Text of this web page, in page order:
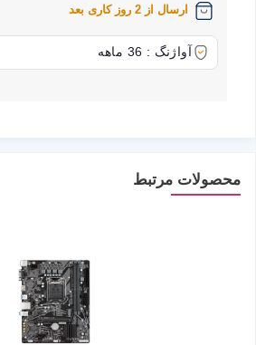
ارسال از 2 روز کاری بعد
آواژنگ : 36 ماهه
محصولات مرتبط